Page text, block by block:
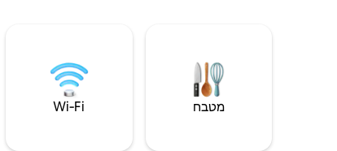
מטבח Wi‑Fi